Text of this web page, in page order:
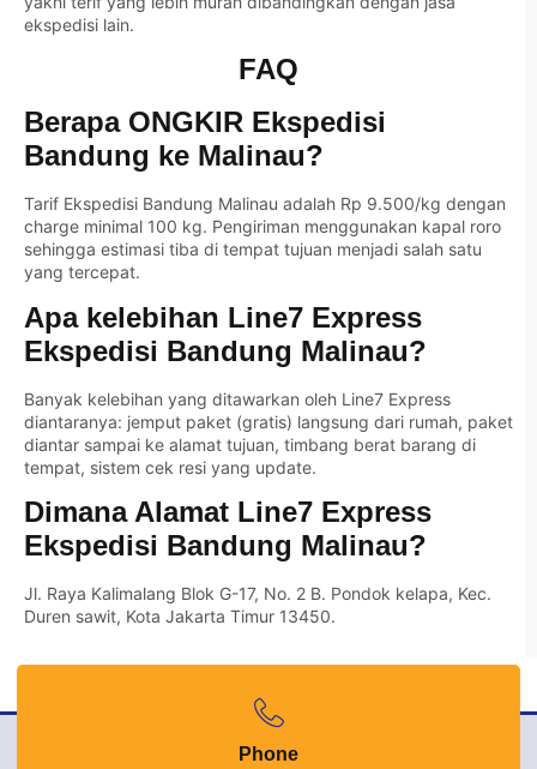
ekspedisi lain.
FAQ
Berapa ONGKIR Ekspedisi
Bandung ke Malinau?
Tarif Ekspedisi Bandung Malinau adalah Rp 9.500/kg dengan
charge minimal 100 kg. Pengiriman menggunakan kapal roro
sehingga estimasi tiba di tempat tujuan menjadi salah satu
yang tercepat.
Apa kelebihan Line7 Express
Ekspedisi Bandung Malinau?
Banyak kelebihan yang ditawarkan oleh Line7 Express
diantaranya: jemput paket (gratis) langsung dari rumah, paket
diantar sampai ke alamat tujuan, timbang berat barang di
tempat, sistem cek resi yang update.
Dimana Alamat Line7 Express
Ekspedisi Bandung Malinau?
Jl. Raya Kalimalang Blok G-17, No. 2 B. Pondok kelapa, Kec.
Duren sawit, Kota Jakarta Timur 13450.
Phone